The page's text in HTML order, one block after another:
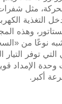
مثل
التغذية
وهذه
نوعًا من
توفر التيار
وحدة الإمداد
أكبر.